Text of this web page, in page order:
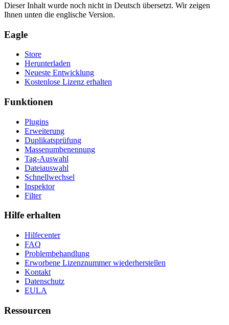
Dieser Inhalt wurde noch nicht in Deutsch übersetzt. Wir zeigen
Ihnen unten die englische Version.
Eagle
Store
Herunterladen
Neueste Entwicklung
Kostenlose Lizenz erhalten
Funktionen
Plugins
Erweiterung
Duplikatsprüfung
Massenumbenennung
Tag-Auswahl
Dateiauswahl
Schnellwechsel
Inspektor
Filter
Hilfe erhalten
Hilfecenter
FAQ
Problembehandlung
Erworbene Lizenznummer wiederherstellen
Kontakt
Datenschutz
EULA
Ressourcen